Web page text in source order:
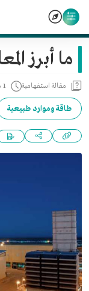
ما أبرز
مقالة استفهامية 1 د
طاقة وموارد طبيعية